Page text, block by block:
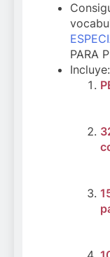
PARA
Incluye: